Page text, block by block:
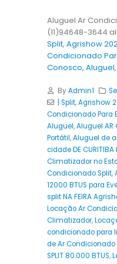
Aluguel Ar
(11)94648-3644
Split, Agrishow
Condicionado
Conosco, Aluguel,
ByAdmin1
| Split,Agrishow
Condicionado Para
Aluguel,Aluguel AR
Portátil,Aluguel de
cidade DE
Climatizador no
Condicionado Split,
12000 BTUS para
split NA FEIRA
Locação Ar
Climatizador,
condicionado para
de Ar Condicionado
SPLIT 80.000 BTUS,